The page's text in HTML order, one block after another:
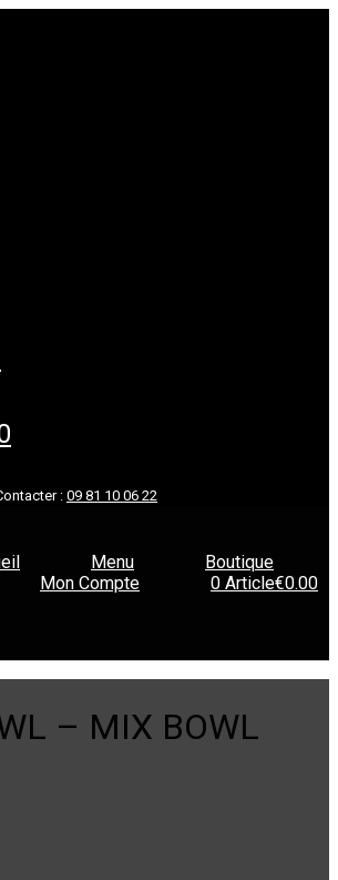
: 09 81 10 06 22
Menu
Boutique
Mon Compte 0 Article€0.00
– MIX BOWL